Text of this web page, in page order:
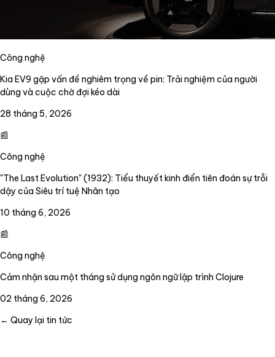
Công nghệ
Kia EV9 gặp vấn đề nghiêm trọng về pin: Trải nghiệm của người
dùng và cuộc chờ đợi kéo dài
28 tháng 5, 2026
📰
Công nghệ
"The Last Evolution" (1932): Tiểu thuyết kinh điển tiên đoán sự trỗi
dậy của Siêu trí tuệ Nhân tạo
10 tháng 6, 2026
📰
Công nghệ
Cảm nhận sau một tháng sử dụng ngôn ngữ lập trình Clojure
02 tháng 6, 2026
← Quay lại tin tức